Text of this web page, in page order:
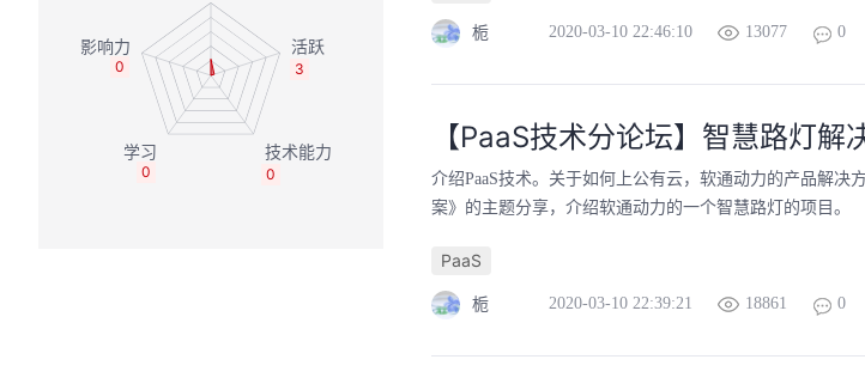
3
0
0
0
栀 2020-03-10 22:46:10 13077 0
【PaaS技术分论坛】智慧路灯解
介绍PaaS技术。关于如何上公有云，软通动力的产品解决
案》的主题分享，介绍软通动力的一个智慧路灯的项目。
PaaS
栀 2020-03-10 22:39:21 18861 0